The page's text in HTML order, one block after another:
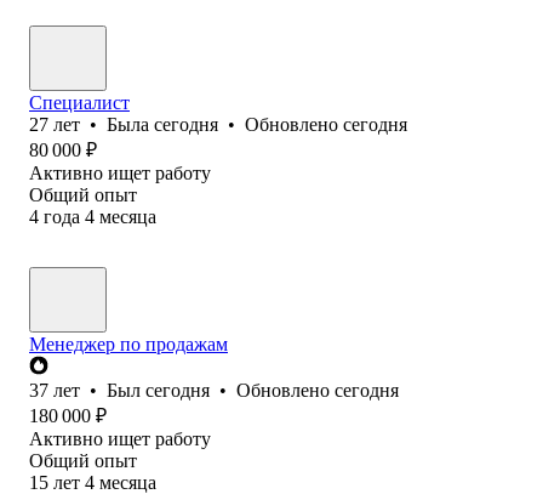
Специалист
27 лет • Была сегодня • Обновлено сегодня
80 000 ₽
Активно ищет работу
Общий опыт
4 года 4 месяца
Менеджер по продажам
37 лет • Был сегодня • Обновлено сегодня
180 000 ₽
Активно ищет работу
Общий опыт
15 лет 4 месяца